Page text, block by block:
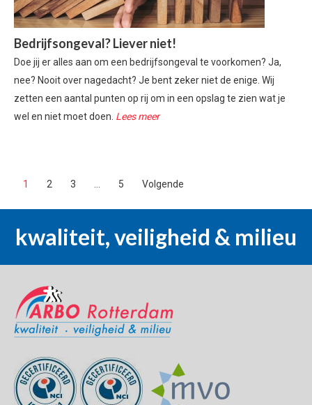
Bedrijfsongeval? Liever niet!
​Doe jij er alles aan om een bedrijfsongeval te voorkomen? Ja,
nee? Nooit over nagedacht? Je bent zeker niet de enige. Wij
zetten een aantal punten op rij om in een opslag te zien wat je
wel en niet moet doen. Lees meer
1 2 3 … 5 Volgende
kwaliteit, veiligheid & milieu